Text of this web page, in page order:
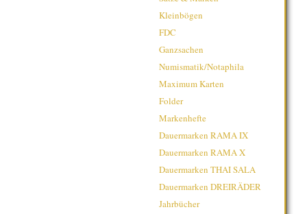
Kleinbögen
FDC
Ganzsachen
Numismatik/Notaphila
Maximum Karten
Folder
Markenhefte
Dauermarken RAMA IX
Dauermarken RAMA X
Dauermarken THAI SALA
Dauermarken DREIRÄDER
Jahrbücher